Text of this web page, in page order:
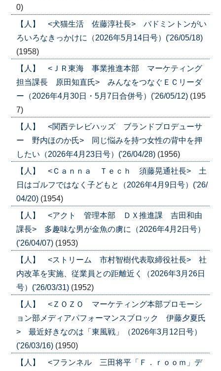
0)
【人】 <犬猫生活 佐藤淳社長> バドミントンがい
ろいろなきっかけに（2026年5月14日号）('26/05/18)
(1958)
【人】 <ＪＲ東海 事業推進本部 マーケティング
担当課長 原田知直氏> みんなをつなぐＥＣリーダ
ー（2026年4月30日・5月7日合併号）('26/05/12) (195
7)
【人】 <関西テレビハッズ ブランドプロデューサ
ー 野内ほのか氏> 同じ悩みを持つ女性の背中を押
したい（2026年4月23日号）('26/04/28) (1956)
【人】 <Ｃａｎｎａ Ｔｅｃｈ 須藤晃通社長> 土
日はゴルフではなく子どもと（2026年4月9日号）('26/
04/20) (1954)
【人】 <アクト 管理本部 ＤＸ推進課 吉田和由
課長> 多趣味な男が金魚の虜に（2026年4月2日号）
('26/04/07) (1953)
【人】 <ストリーム 市村智樹代表取締役社長> 社
内改革を実施、従業員との距離近く（2026年3月26日
号）('26/03/31) (1952)
【人】 <ＺＯＺＯ マーケティング本部プロモーシ
ョン部メディアパフォーマンスブロック 伊藤夕夏氏
> 最近好きなのは「東風戦」（2026年3月12日号）
('26/03/16) (1950)
【人】 <フランネル 三田将平「Ｆ．ｒｏｏｍ」デ